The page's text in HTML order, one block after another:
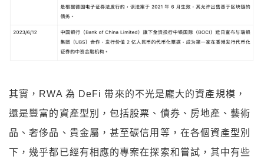
其實，RWA 為 DeFi 帶來的不光是龐大的資產規模，
還是豐富的資產型別，包括股票、債券、房地產、藝術
品、奢侈品、貴金屬，甚至碳信用等，在各個資產型別
下，幾乎都已經有相應的專案在探索和嘗試，其中有些